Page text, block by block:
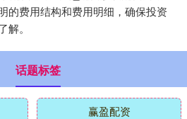
的费用结构和费用明细，确保投资
。
话题标签
赢盈配资